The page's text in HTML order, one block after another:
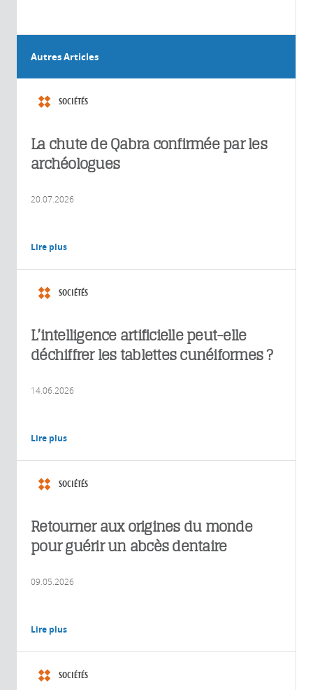
Autres Articles
SOCIÉTÉS
La chute de Qabra confirmée par les
archéologues
20.07.2026
Lire plus
SOCIÉTÉS
L’intelligence artificielle peut-elle
déchiffrer les tablettes cunéiformes ?
14.06.2026
Lire plus
SOCIÉTÉS
Retourner aux origines du monde
pour guérir un abcès dentaire
09.05.2026
Lire plus
SOCIÉTÉS